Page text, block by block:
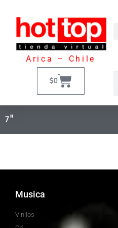
Arica – Chile
$0
7"
Musica
Vinilos